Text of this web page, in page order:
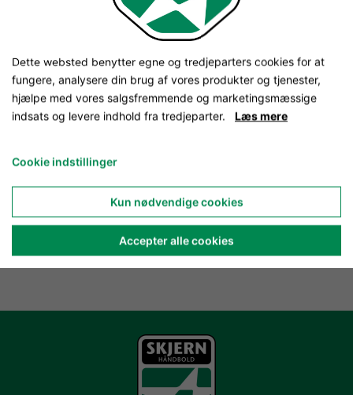
Dette websted benytter egne og tredjeparters cookies for at
fungere, analysere din brug af vores produkter og tjenester,
hjælpe med vores salgsfremmende og marketingsmæssige
indsats og levere indhold fra tredjeparter. Læs mere
Cookie indstillinger
Kun nødvendige cookies
Accepter alle cookies